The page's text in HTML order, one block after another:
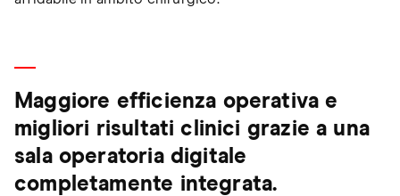
Maggiore efficienza operativa e
migliori risultati clinici grazie a una
sala operatoria digitale
completamente integrata.